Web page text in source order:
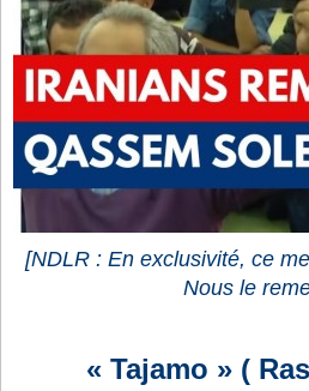
[NDLR : En exclusivité, ce
Nous le
« Tajamo » (